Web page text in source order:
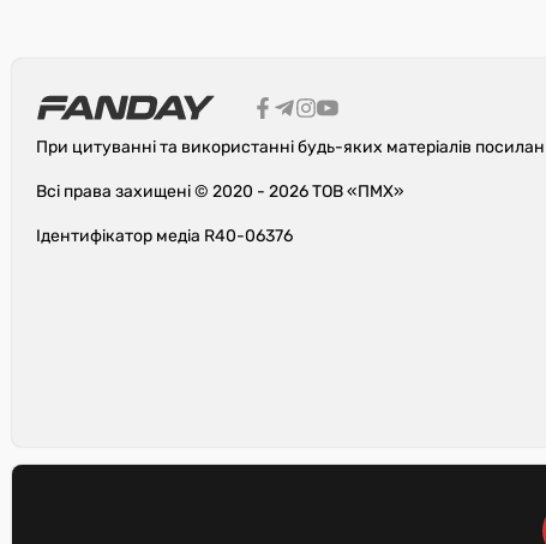
При цитуванні та використанні будь-яких матеріалів
Всі права захищені © 2020 - 2026 ТОВ «ПМХ»
Ідентифікатор медіа R40-06376